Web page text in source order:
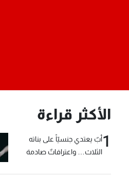
الأكثر قراءة
1أبٌ يعتدي جنسيّاً على بناته
الثلاث… واعترافاتٌ صادمة